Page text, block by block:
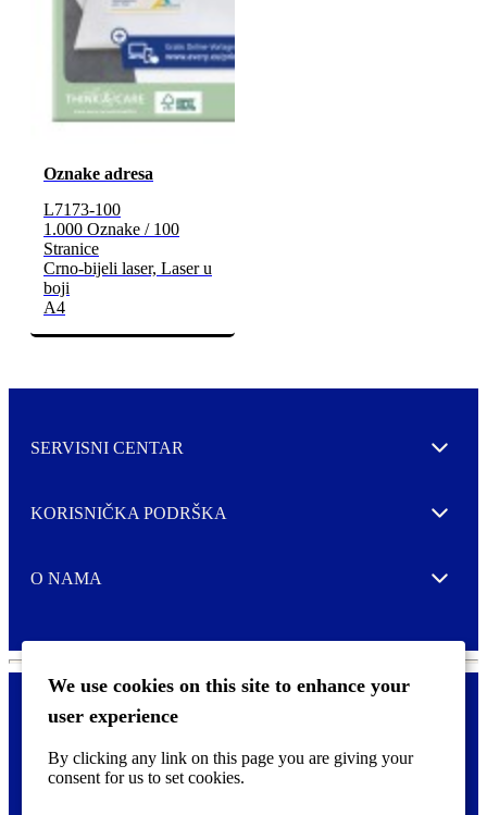
We use cookies on this site to enhance your
user experience
By clicking any link on this page you are giving your
consent for us to set cookies.
Oznake adresa
L7173-100
1.000 Oznake / 100
Stranice
Crno-bijeli laser, Laser u
boji
A4
SERVISNI CENTAR Expand
KORISNIČKA PODRŠKA Expand
O NAMA Expand
o
Pravne i tzv. Cookie obavijesti